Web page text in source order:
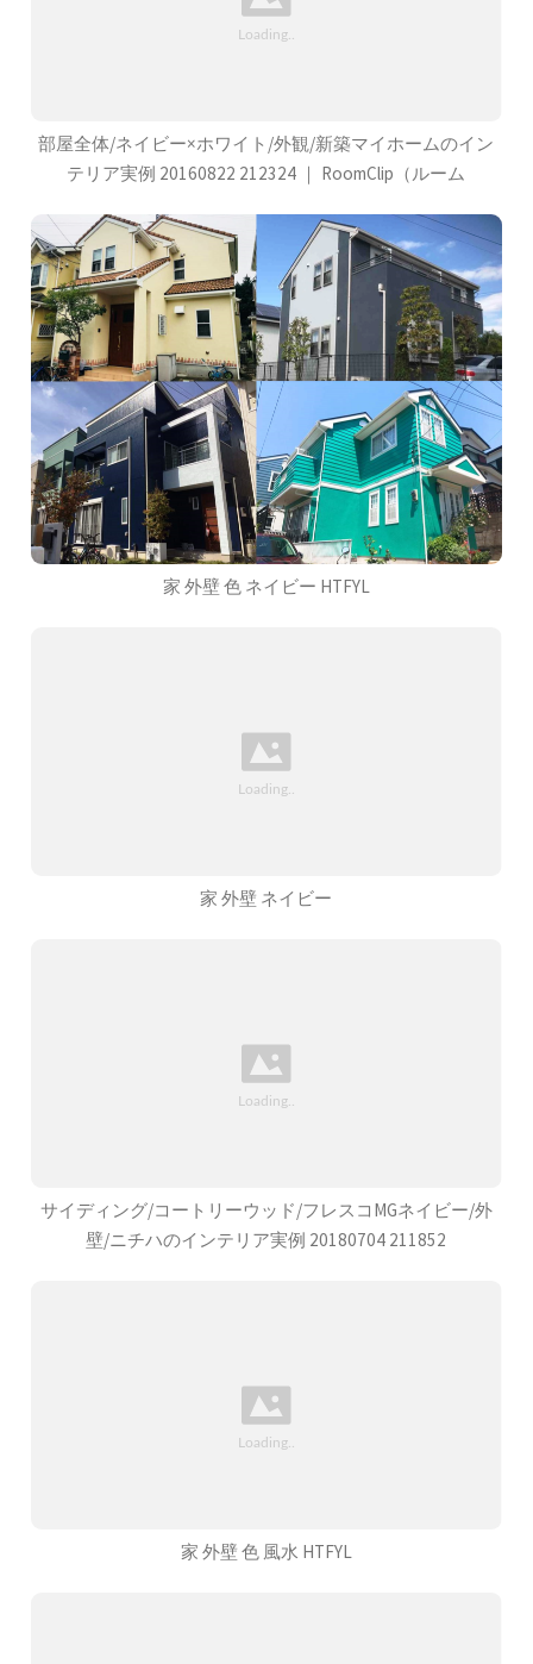
部屋全体/ネイビー×ホワイト/外観/新築マイホームのイン
テリア実例 20160822 212324 ｜ RoomClip（ルーム
家 外壁 色 ネイビー HTFYL
家 外壁 ネイビー
サイディング/コートリーウッド/フレスコMGネイビー/外
壁/ニチハのインテリア実例 20180704 211852
家 外壁 色 風水 HTFYL